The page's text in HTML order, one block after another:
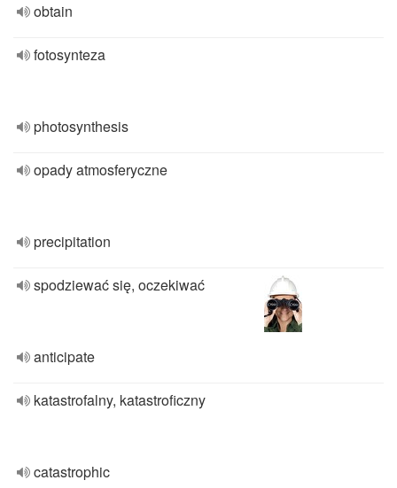
obtain
fotosynteza
photosynthesis
opady atmosferyczne
precipitation
spodziewać się, oczekiwać
anticipate
katastrofalny, katastroficzny
catastrophic